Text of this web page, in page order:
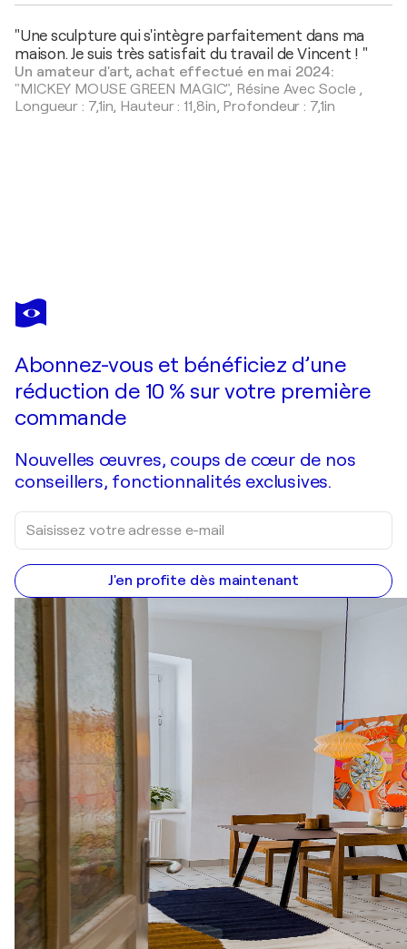
"Une sculpture qui s'intègre parfaitement dans ma
maison. Je suis très satisfait du travail de Vincent ! "
Un amateur d'art, achat effectué en mai 2024:
"MICKEY MOUSE GREEN MAGIC", Résine Avec Socle,
Longueur : 7,1in, Hauteur : 11,8in, Profondeur : 7,1in
VINCENT BARDOU
Street Dynasty
Abonnez-vous et bénéficiez d’une
réduction de 10 % sur votre première
commande
Nouvelles œuvres, coups de cœur de nos
conseillers, fonctionnalités exclusives.
J'en profite dès maintenant